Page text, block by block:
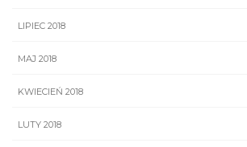
LIPIEC 2018
MAJ 2018
KWIECIEŃ 2018
LUTY 2018